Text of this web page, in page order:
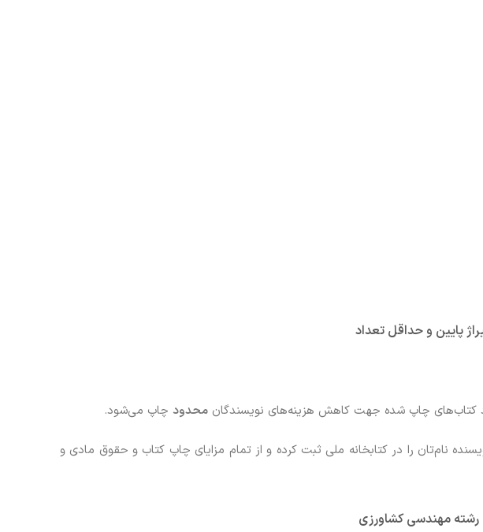
پایین و حداقل تعداد
کتاب‌های چاپ شده جهت کاهش هزینه‌های نویسندگان محدود چاپ می‌شود.
به عنوان نویسنده نام‌تان را در کتابخانه ملی ثبت کرده و از تمام مزایای چاپ کتاب و حقوق مادی و
رشته مهندسی کشاورزی